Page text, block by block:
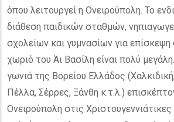
όπου λειτουργεί η Ονειρούπολη. Το
διάθεση παιδικών σταθμών,
σχολείων και γυμνασίων για επίσκεψη
χωριό του Άι Βασίλη είναι πολύ
γωνιά της Βορείου Ελλάδος
Πέλλα, Σέρρες, Ξάνθη κ.τ.λ.)
Ονειρούπολη στις Χριστουγεννιάτικες